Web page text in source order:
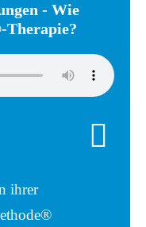
- Wie
Therapie?​
ihrer